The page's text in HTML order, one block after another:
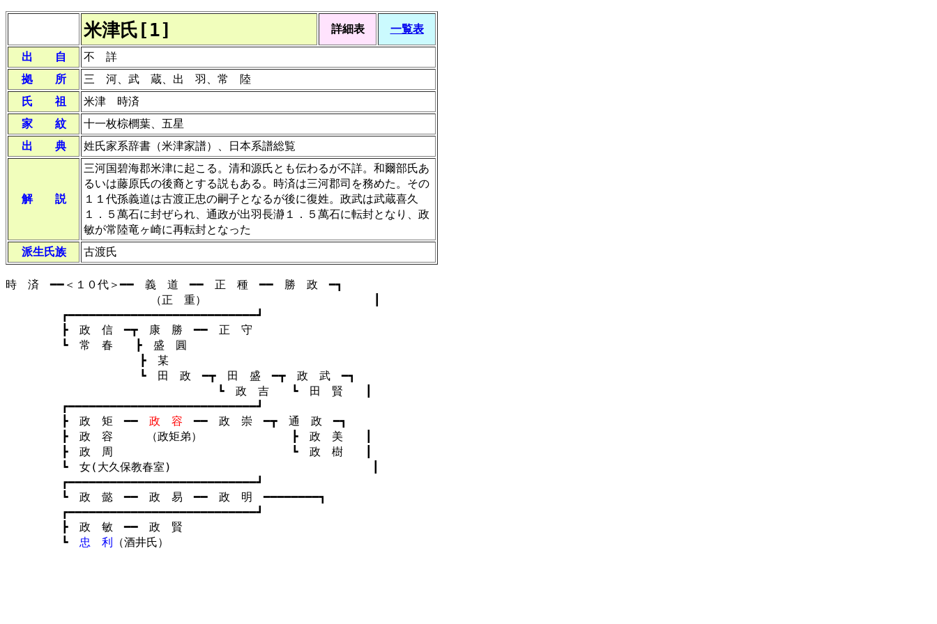
米津氏[1] 詳細表 一覧表
出 自
不 詳
拠 所
三 河、武 蔵、出 羽、常 陸
氏 祖
米津 時済
家 紋
十一枚棕櫚葉、五星
出 典
姓氏家系辞書（米津家譜）、日本系譜総覧
解 説
三河国碧海郡米津に起こる。清和源氏とも伝わるが不詳。和爾部氏あ
るいは藤原氏の後裔とする説もある。時済は三河郡司を務めた。その
１１代孫義道は古渡正忠の嗣子となるが後に復姓。政武は武蔵喜久
１．５萬石に封ぜられ、通政が出羽長瀞１．５萬石に転封となり、政
敏が常陸竜ヶ崎に再転封となった
派生氏族
古渡氏
時 済 ━━＜１０代＞━━ 義 道 ━━ 正 種 ━━ 勝 政 ━┓
（正 重） ┃
┏━━━━━━━━━━━━━━━━━━━━━━━━━━━┛
┣ 政 信 ━┳ 康 勝 ━━ 正 守
┗ 常 春 ┣ 盛 圓
┣ 某
┗ 田 政 ━┳ 田 盛 ━┳ 政 武 ━┓
┗ 政 吉 ┗ 田 賢 ┃
┏━━━━━━━━━━━━━━━━━━━━━━━━━━━┛
┣ 政 矩 ━━ 政 容 ━━ 政 崇 ━┳ 通 政 ━┓
┣ 政 容 （政矩弟） ┣ 政 美 ┃
┣ 政 周 ┗ 政 樹 ┃
┗ 女(大久保教春室) ┃
┏━━━━━━━━━━━━━━━━━━━━━━━━━━━┛
┗ 政 懿 ━━ 政 易 ━━ 政 明 ━━━━━━━━┓
┏━━━━━━━━━━━━━━━━━━━━━━━━━━━┛
┣ 政 敏 ━━ 政 賢
┗ 忠 利 （酒井氏）